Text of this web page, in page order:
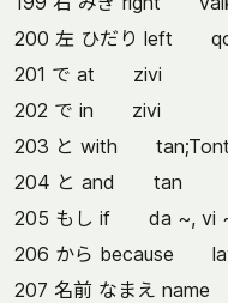
200 左 ひだり left
201 で at zivi
202 で in zivi
203 と with tan;Tont
204 と and tan
205 もし if da ~, vi
206 から because
207 名前 なまえ